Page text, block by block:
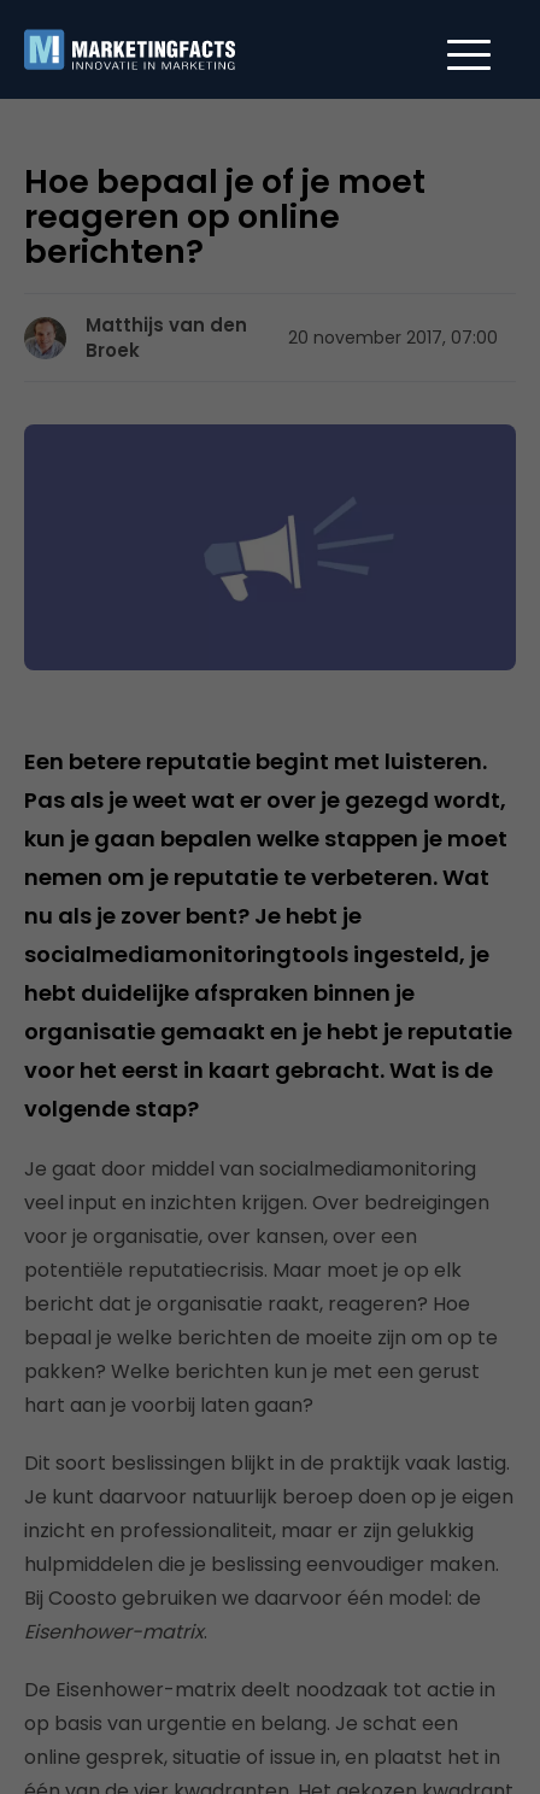
Hoe bepaal je of je moet
reageren op online
berichten?
Matthijs van den
Broek
20 november 2017, 07:00
Een betere reputatie begint met luisteren.
Pas als je weet wat er over je gezegd wordt,
kun je gaan bepalen welke stappen je moet
nemen om je reputatie te verbeteren. Wat
nu als je zover bent? Je hebt je
socialmediamonitoringtools ingesteld, je
hebt duidelijke afspraken binnen je
organisatie gemaakt en je hebt je reputatie
voor het eerst in kaart gebracht. Wat is de
volgende stap?
Je gaat door middel van socialmediamonitoring
veel input en inzichten krijgen. Over bedreigingen
voor je organisatie, over kansen, over een
potentiële reputatiecrisis. Maar moet je op elk
bericht dat je organisatie raakt, reageren? Hoe
bepaal je welke berichten de moeite zijn om op te
pakken? Welke berichten kun je met een gerust
hart aan je voorbij laten gaan?
Dit soort beslissingen blijkt in de praktijk vaak lastig.
Je kunt daarvoor natuurlijk beroep doen op je eigen
inzicht en professionaliteit, maar er zijn gelukkig
hulpmiddelen die je beslissing eenvoudiger maken.
Bij Coosto gebruiken we daarvoor één model: de
Eisenhower-matrix.
De Eisenhower-matrix deelt noodzaak tot actie in
op basis van urgentie en belang. Je schat een
online gesprek, situatie of issue in, en plaatst het in